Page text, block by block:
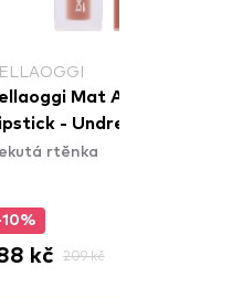
Mat Affair 12h
- Undressed
rtěnka
10%
kč 209 kč